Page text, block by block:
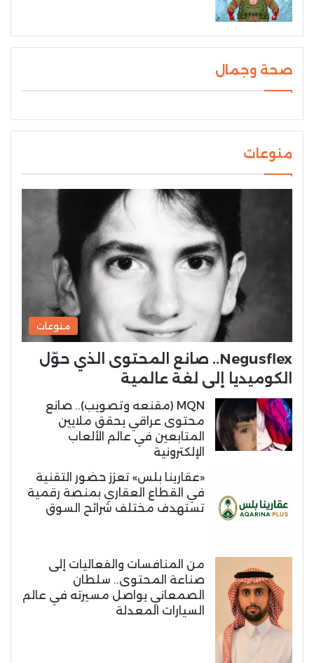
صحة وجمال
منوعات
منوعات
Negusflex.. صانع المحتوى الذي حوّل
الكوميديا إلى لغة عالمية
MQN (مقنعه وتصويب).. صانع
محتوى عراقي يحقق ملايين
المتابعين في عالم الألعاب
الإلكترونية
«عقارينا بلس» تعزز حضور التقنية
في القطاع العقاري بمنصة رقمية
تستهدف مختلف شرائح السوق
من المنافسات والفعاليات إلى
صناعة المحتوى.. سلطان
الصمعاني يواصل مسيرته في عالم
السيارات المعدلة